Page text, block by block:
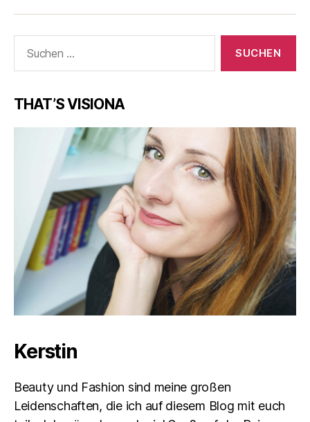
nach:
THAT’S VISIONA
Kerstin
Beauty und Fashion sind meine großen
Leidenschaften, die ich auf diesem Blog mit euch